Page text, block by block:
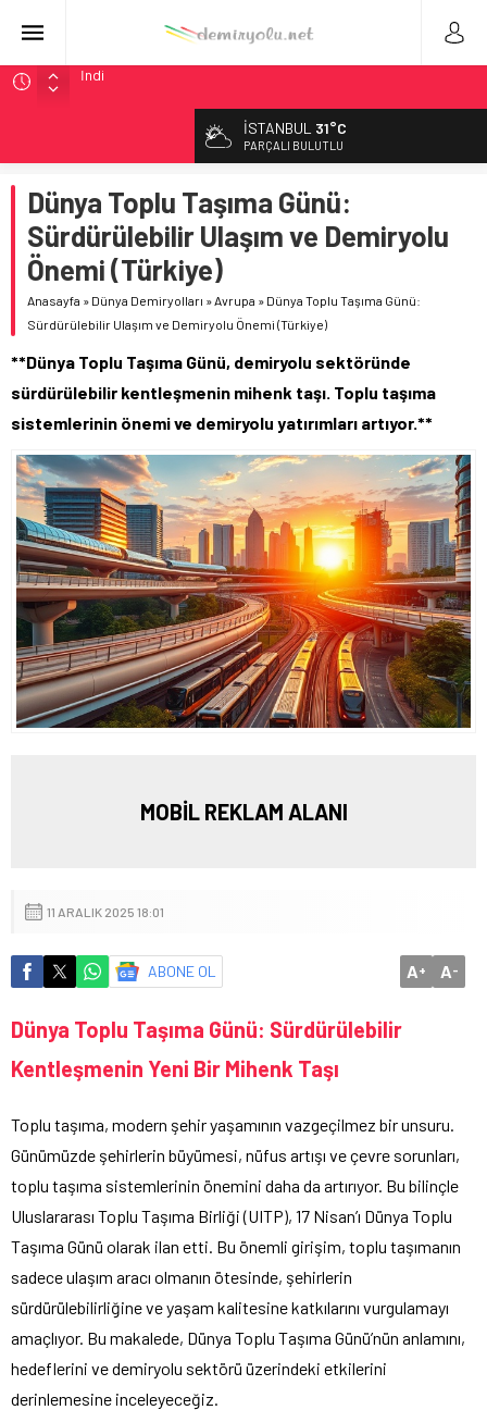
Alstom ve Siemens’ten São Paulo’da Çifte Sinyal Hamlesi
Siemens ve Stadler’dan Berlin S-Bahn’a 350 Trenlik Dev
Japonya Maglev Onayı: Bütçe 11 Trilyon Yen, Hedef 2036
Toronto Metrosu’nda Kapasite %40 Artıyor: Hitachi Rail
İmzaladı
Webuild Tüneli Tamamladı: Lima’da Seyahat 45 Dakikaya
İndi
İSTANBUL 31°C
PARÇALI BULUTLU
Dünya Toplu Taşıma Günü:
Sürdürülebilir Ulaşım ve Demiryolu
Önemi (Türkiye)
Anasayfa » Dünya Demiryolları »Avrupa » Dünya Toplu Taşıma Günü:
Sürdürülebilir Ulaşım ve Demiryolu Önemi (Türkiye)
**Dünya Toplu Taşıma Günü, demiryolu sektöründe
sürdürülebilir kentleşmenin mihenk taşı. Toplu taşıma
sistemlerinin önemi ve demiryolu yatırımları artıyor.**
MOBİL REKLAM ALANI
11 ARALIK 2025 18:01
ABONE OL A+ A-
Dünya Toplu Taşıma Günü: Sürdürülebilir
Kentleşmenin Yeni Bir Mihenk Taşı
Toplu taşıma, modern şehir yaşamının vazgeçilmez bir unsuru.
Günümüzde şehirlerin büyümesi, nüfus artışı ve çevre sorunları,
toplu taşıma sistemlerinin önemini daha da artırıyor. Bu bilinçle
Uluslararası Toplu Taşıma Birliği (UITP), 17 Nisan’ı Dünya Toplu
Taşıma Günü olarak ilan etti. Bu önemli girişim, toplu taşımanın
sadece ulaşım aracı olmanın ötesinde, şehirlerin
sürdürülebilirliğine ve yaşam kalitesine katkılarını vurgulamayı
amaçlıyor. Bu makalede, Dünya Toplu Taşıma Günü’nün anlamını,
hedeflerini ve demiryolu sektörü üzerindeki etkilerini
derinlemesine inceleyeceğiz.